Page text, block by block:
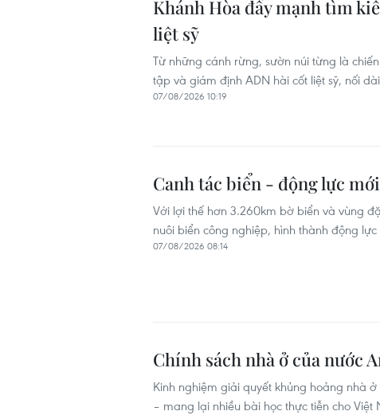
Khánh Hòa đẩy mạnh tìm
liệt sỹ
Từ những cánh rừng, sườn núi từng là
tập và giám định ADN hài cốt liệt sỹ, nối
07/08/2026 10:19
Canh tác biển - động lực
Với lợi thế hơn 3.260km bờ biển và vùng
nuôi biển công nghiệp, hình thành động
07/08/2026 08:14
Chính sách nhà ở của nước
Kinh nghiệm giải quyết khủng hoảng nhà
– mang lại nhiều bài học thực tiễn cho Việt